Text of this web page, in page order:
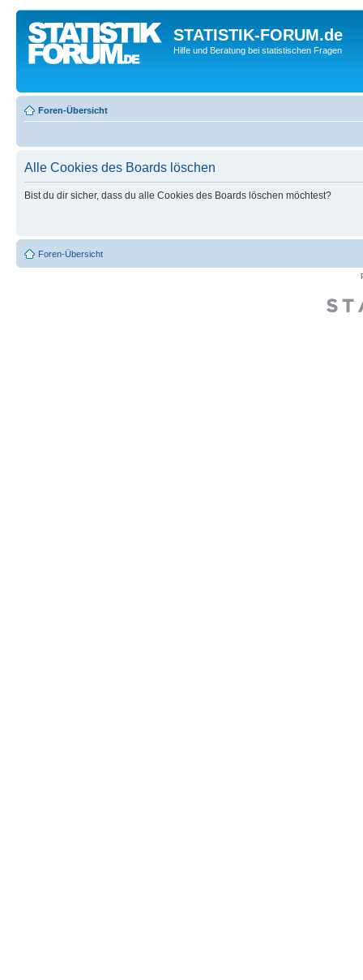
STATISTIK-FORUM.de
Hilfe und Beratung bei statistischen Fragen
Foren-Übersicht
Alle Cookies des Boards löschen
Bist du dir sicher, dass du alle Cookies des Boards löschen möchtest?
Foren-Übersicht